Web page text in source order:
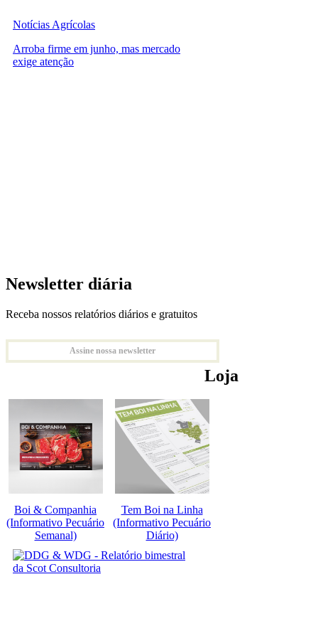
Notícias Agrícolas
Arroba firme em junho, mas mercado
exige atenção
Newsletter diária
Receba nossos relatórios diários e gratuitos
Assine nossa newsletter
Loja
Boi & Companhia
(Informativo Pecuário
Semanal)
Tem Boi na Linha
(Informativo Pecuário
Diário)